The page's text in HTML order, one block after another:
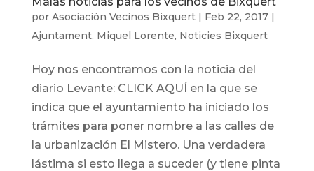
por Asociación Vecinos Bixquert| Feb 22, 2017|
Ajuntament, Miquel Lorente, Noticies Bixquert
Hoy nos encontramos con la noticia del
diario Levante: CLICK AQUÍ en la que se
indica que el ayuntamiento ha iniciado los
trámites para poner nombre a las calles de
la urbanización El Mistero. Una verdadera
lástima si esto llega a suceder (y tiene pinta